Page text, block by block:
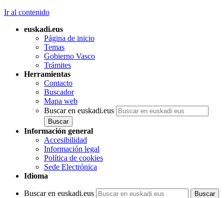
Ir al contenido
euskadi.eus
Página de inicio
Temas
Gobierno Vasco
Trámites
Herramientas
Contacto
Buscador
Mapa web
Buscar en euskadi.eus
Información general
Accesibilidad
Información legal
Política de cookies
Sede Electrónica
Idioma
Buscar en euskadi.eus